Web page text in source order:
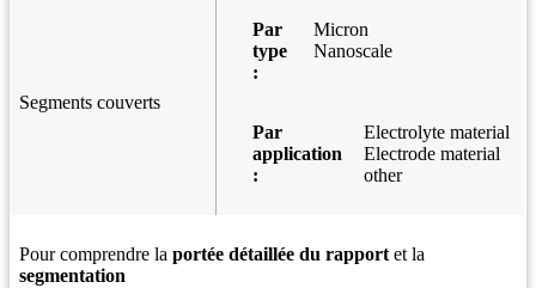
Segments couverts
Par
type
:
Micron
Nanoscale
Par
application
:
Electrolyte material
Electrode material
other
Pour comprendre la portée détaillée du rapport et la
segmentation